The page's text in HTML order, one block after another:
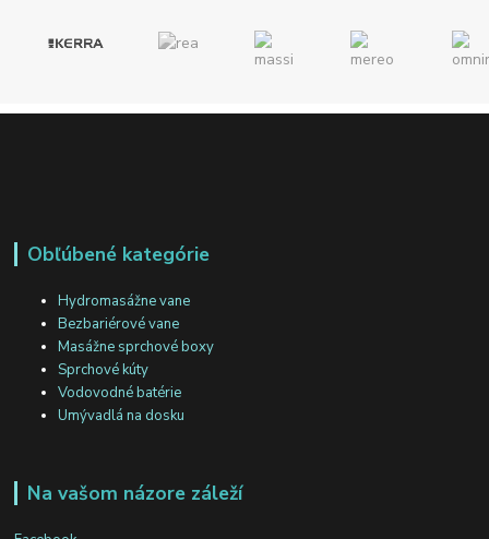
Obľúbené kategórie
Hydromasážne vane
Bezbariérové vane
Masážne sprchové boxy
Sprchové kúty
Vodovodné batérie
Umývadlá na dosku
Na vašom názore záleží